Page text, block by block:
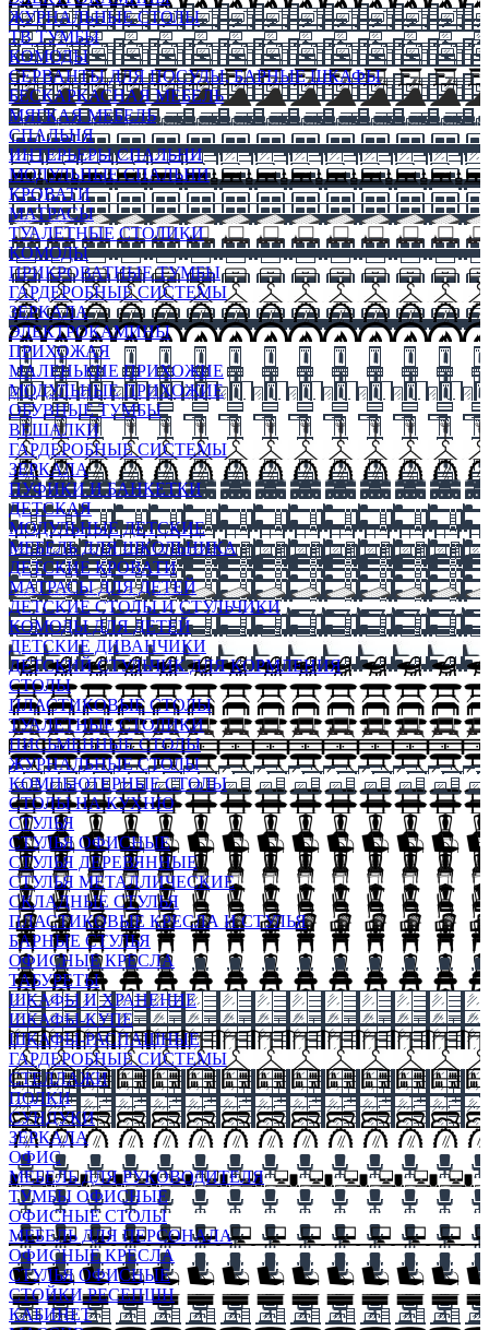
ЖУРНАЛЬНЫЕ СТОЛЫ
ТВ ТУМБЫ
КОМОДЫ
СЕРВАНТЫ ДЛЯ ПОСУДЫ, БАРНЫЕ ШКАФЫ
БЕСКАРКАСНАЯ МЕБЕЛЬ
МЯГКАЯ МЕБЕЛЬ
СПАЛЬНЯ
ИНТЕРЬЕРЫ СПАЛЬНИ
МОДУЛЬНЫЕ СПАЛЬНИ
КРОВАТИ
МАТРАСЫ
ТУАЛЕТНЫЕ СТОЛИКИ
КОМОДЫ
ПРИКРОВАТНЫЕ ТУМБЫ
ГАРДЕРОБНЫЕ СИСТЕМЫ
ЗЕРКАЛА
ЭЛЕКТРОКАМИНЫ
ПРИХОЖАЯ
МАЛЕНЬКИЕ ПРИХОЖИЕ
МОДУЛЬНЫЕ ПРИХОЖИЕ
ОБУВНЫЕ ТУМБЫ
ВЕШАЛКИ
ГАРДЕРОБНЫЕ СИСТЕМЫ
ЗЕРКАЛА
ПУФИКИ И БАНКЕТКИ
ДЕТСКАЯ
МОДУЛЬНЫЕ ДЕТСКИЕ
МЕБЕЛЬ ДЛЯ ШКОЛЬНИКА
ДЕТСКИЕ КРОВАТИ
МАТРАСЫ ДЛЯ ДЕТЕЙ
ДЕТСКИЕ СТОЛЫ И СТУЛЬЧИКИ
КОМОДЫ ДЛЯ ДЕТЕЙ
ДЕТСКИЕ ДИВАНЧИКИ
ДЕТСКИЙ СТУЛЬЧИК ДЛЯ КОРМЛЕНИЯ
СТОЛЫ
ПЛАСТИКОВЫЕ СТОЛЫ
ТУАЛЕТНЫЕ СТОЛИКИ
ПИСЬМЕННЫЕ СТОЛЫ
ЖУРНАЛЬНЫЕ СТОЛЫ
КОМПЬЮТЕРНЫЕ СТОЛЫ
СТОЛЫ НА КУХНЮ
СТУЛЬЯ
СТУЛЬЯ ОФИСНЫЕ
СТУЛЬЯ ДЕРЕВЯННЫЕ
СТУЛЬЯ МЕТАЛЛИЧЕСКИЕ
СКЛАДНЫЕ СТУЛЬЯ
ПЛАСТИКОВЫЕ КРЕСЛА И СТУЛЬЯ
БАРНЫЕ СТУЛЬЯ
ОФИСНЫЕ КРЕСЛА
ТАБУРЕТЫ
ШКАФЫ И ХРАНЕНИЕ
ШКАФЫ-КУПЕ
ШКАФЫ-РАСПАШНЫЕ
ГАРДЕРОБНЫЕ СИСТЕМЫ
СТЕЛЛАЖИ
ПОЛКИ
СУНДУКИ
ЗЕРКАЛА
ОФИС
МЕБЕЛЬ ДЛЯ РУКОВОДИТЕЛЯ
ТУМБЫ ОФИСНЫЕ
ОФИСНЫЕ СТОЛЫ
МЕБЕЛЬ ДЛЯ ПЕРСОНАЛА
ОФИСНЫЕ КРЕСЛА
СТУЛЬЯ ОФИСНЫЕ
СТОЙКИ РЕСЕПШН
КАБИНЕТ